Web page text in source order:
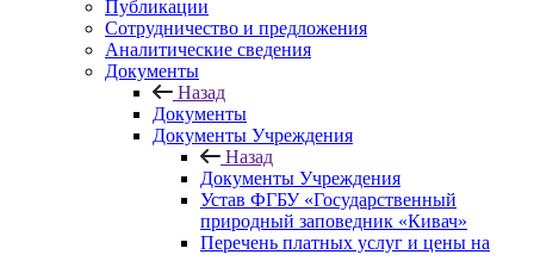
Публикации
Сотрудничество и предложения
Аналитические сведения
Документы
Назад
Документы
Документы Учреждения
Назад
Документы Учреждения
Устав ФГБУ «Государственный
природный заповедник «Кивач»
Перечень платных услуг и цены на